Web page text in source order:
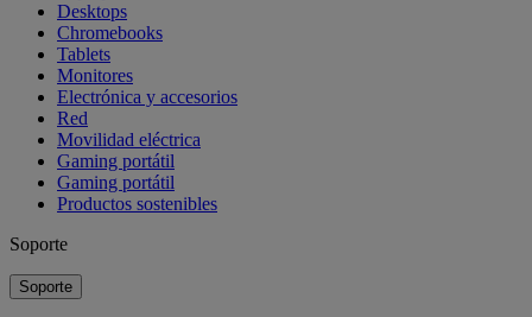
Desktops
Chromebooks
Tablets
Monitores
Electrónica y accesorios
Red
Movilidad eléctrica
Gaming portátil
Gaming portátil
Productos sostenibles
Soporte
Soporte